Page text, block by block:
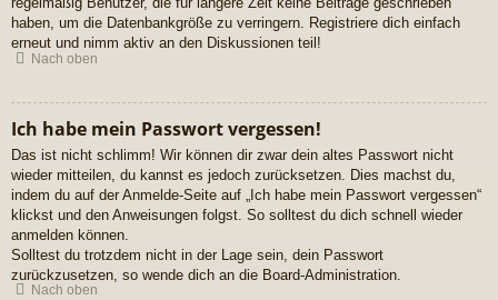
haben, um die Datenbankgröße zu verringern. Registriere dich einfach
erneut und nimm aktiv an den Diskussionen teil!
Nach oben
Ich habe mein Passwort vergessen!
Das ist nicht schlimm! Wir können dir zwar dein altes Passwort nicht
wieder mitteilen, du kannst es jedoch zurücksetzen. Dies machst du,
indem du auf der Anmelde-Seite auf „Ich habe mein Passwort vergessen“
klickst und den Anweisungen folgst. So solltest du dich schnell wieder
anmelden können.
Solltest du trotzdem nicht in der Lage sein, dein Passwort
zurückzusetzen, so wende dich an die Board-Administration.
Nach oben